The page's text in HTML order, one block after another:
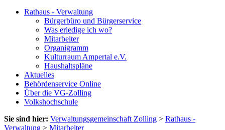
Rathaus - Verwaltung
Bürgerbüro und Bürgerservice
Was erledige ich wo?
Mitarbeiter
Organigramm
Kulturraum Ampertal e.V.
Haushaltspläne
Aktuelles
Behördenservice Online
Über die VG-Zolling
Volkshochschule
Sie sind hier: Verwaltungsgemeinschaft Zolling > Rathaus -
Verwaltung > Mitarbeiter